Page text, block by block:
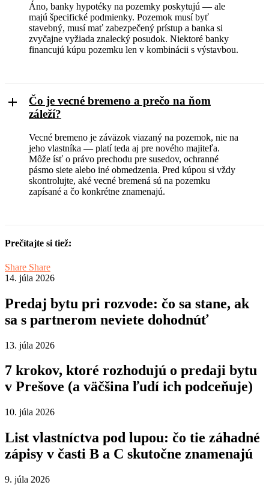
Áno, banky hypotéky na pozemky poskytujú — ale
majú špecifické podmienky. Pozemok musí byť
stavebný, musí mať zabezpečený prístup a banka si
zvyčajne vyžiada znalecký posudok. Niektoré banky
financujú kúpu pozemku len v kombinácii s výstavbou.
Čo je vecné bremeno a prečo na ňom
záleží?
Vecné bremeno je záväzok viazaný na pozemok, nie na
jeho vlastníka — platí teda aj pre nového majiteľa.
Môže ísť o právo prechodu pre susedov, ochranné
pásmo siete alebo iné obmedzenia. Pred kúpou si vždy
skontrolujte, aké vecné bremená sú na pozemku
zapísané a čo konkrétne znamenajú.
Prečítajte si tiež:
Share Share
14. júla 2026
Predaj bytu pri rozvode: čo sa stane, ak
sa s partnerom neviete dohodnúť
13. júla 2026
7 krokov, ktoré rozhodujú o predaji bytu
v Prešove (a väčšina ľudí ich podceňuje)
10. júla 2026
List vlastníctva pod lupou: čo tie záhadné
zápisy v časti B a C skutočne znamenajú
9. júla 2026